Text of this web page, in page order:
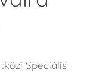
Speciális